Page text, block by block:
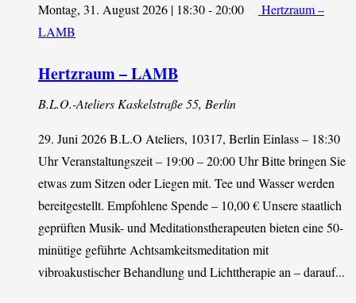
Montag, 31. August 2026 | 18:30-20:00
Hertzraum –
LAMB
Hertzraum – LAMB
B.L.O.-Ateliers Kaskelstraße 55, Berlin
29. Juni 2026 B.L.O Ateliers, 10317, Berlin Einlass – 18:30
Uhr Veranstaltungszeit – 19:00 – 20:00 Uhr Bitte bringen Sie
etwas zum Sitzen oder Liegen mit. Tee und Wasser werden
bereitgestellt. Empfohlene Spende – 10,00 € Unsere staatlich
geprüften Musik- und Meditationstherapeuten bieten eine 50-
minütige geführte Achtsamkeitsmeditation mit
vibroakustischer Behandlung und Lichttherapie an – darauf...